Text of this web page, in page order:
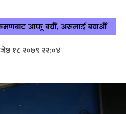
जेष्ठ १८ २०७९ २२:०४